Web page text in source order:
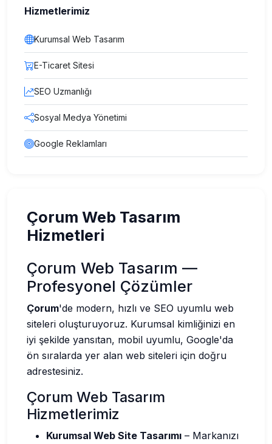
Hizmetlerimiz
Kurumsal Web Tasarım
E-Ticaret Sitesi
SEO Uzmanlığı
Sosyal Medya Yönetimi
Google Reklamları
Çorum Web Tasarım
Hizmetleri
Çorum Web Tasarım —
Profesyonel Çözümler
Çorum'de modern, hızlı ve SEO uyumlu web
siteleri oluşturuyoruz. Kurumsal kimliğinizi en
iyi şekilde yansıtan, mobil uyumlu, Google'da
ön sıralarda yer alan web siteleri için doğru
adrestesiniz.
Çorum Web Tasarım
Hizmetlerimiz
Kurumsal Web Site Tasarımı – Markanızı